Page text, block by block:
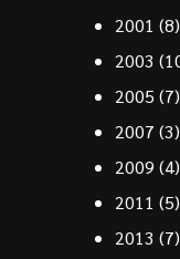
2001 (8)
2003
2005 (7)
2007 (3)
2009 (4)
2011 (5)
2013 (7)